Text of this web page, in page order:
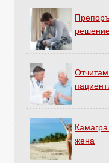
Отчитам
жена